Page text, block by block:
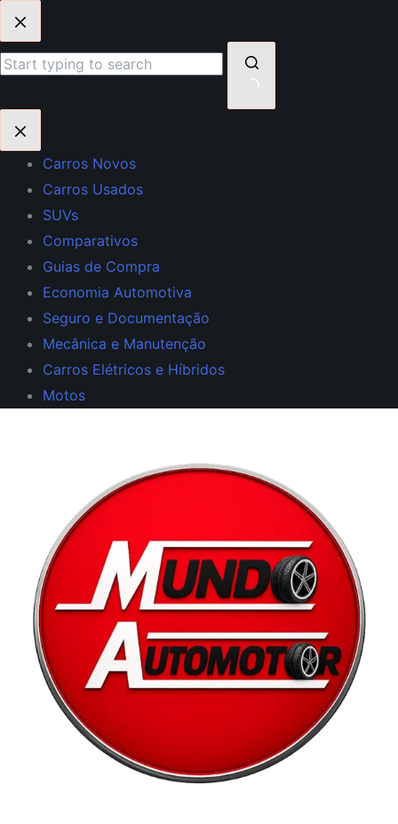
para
o
resultados
Carros Novos
Carros Usados
SUVs
Comparativos
Guias de Compra
Economia Automotiva
Seguro e Documentação
Mecânica e Manutenção
Carros Elétricos e Híbridos
Motos